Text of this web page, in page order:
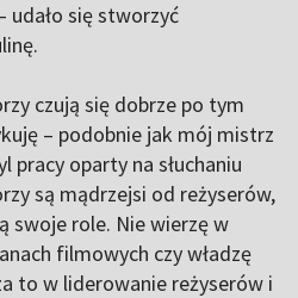
udało się stworzyć
czują się dobrze po tym
– podobnie jak mój mistrz
pracy oparty na słuchaniu
są mądrzejsi od reżyserów,
swoje role. Nie wierzę w
filmowych czy władzę
to w liderowanie reżyserów i